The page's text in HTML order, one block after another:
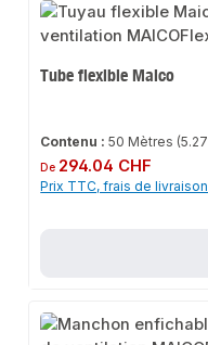
Tube flexible Maico
Contenu :50 Mètres
Prix régulier :
De 294.04 CHF
Prix TTC, frais de